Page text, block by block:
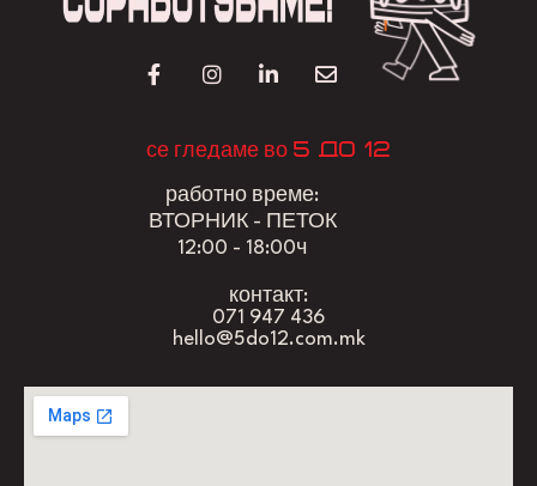
се гледаме во 5 до 12
работно време:
ВТОРНИК - ПЕТОК
12:00 - 18:00ч
контакт:
071 947 436
hello@5do12.com.mk